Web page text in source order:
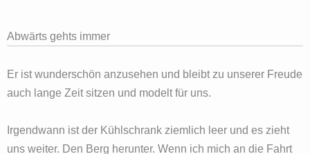
Abwärts gehts immer
Er ist wunderschön anzusehen und bleibt zu unserer Freude
auch lange Zeit sitzen und modelt für uns.
Irgendwann ist der Kühlschrank ziemlich leer und es zieht
uns weiter. Den Berg herunter. Wenn ich mich an die Fahrt